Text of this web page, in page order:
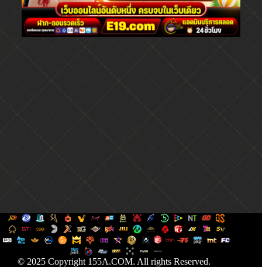
© 2025 Copyright 155A.COM. All rights Reserved.